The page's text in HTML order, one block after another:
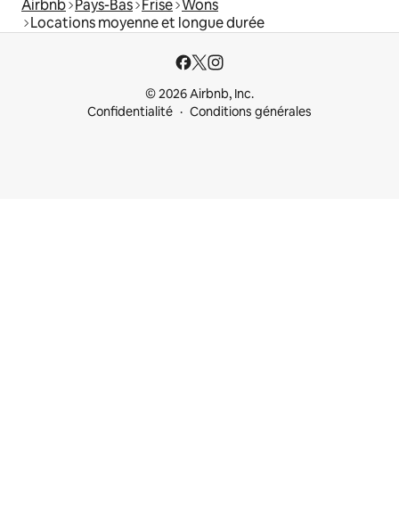
Airbnb Pays-Bas Frise Wons
Locations moyenne et longue durée
© 2026 Airbnb, Inc.
Confidentialité
Conditions générales